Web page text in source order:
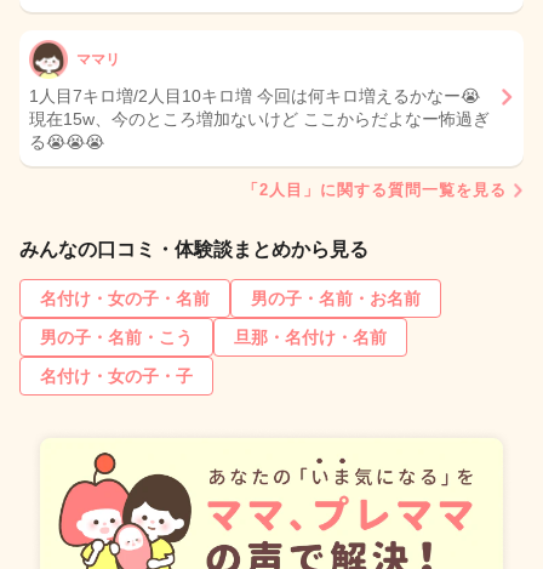
ママリ
1人目7キロ増/2人目10キロ増 今回は何キロ増えるかなー😭
現在15w、今のところ増加ないけど ここからだよなー怖過ぎ
る😭😭😭
「2人目」に関する質問一覧を見る
みんなの口コミ・体験談まとめから見る
名付け・女の子・名前
男の子・名前・お名前
男の子・名前・こう
旦那・名付け・名前
名付け・女の子・子